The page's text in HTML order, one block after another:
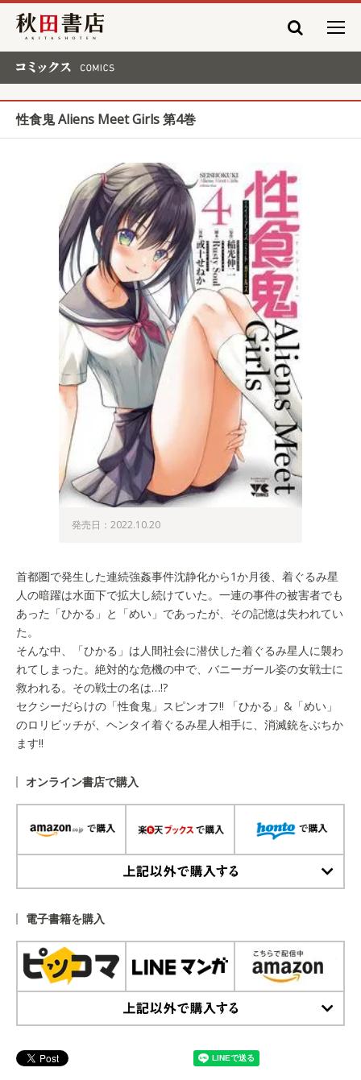
秋田書店
性食鬼 Aliens Meet Girls 第4巻
発売日：2022.10.20
首都圏で発生した連続強姦事件沈静化から1か月後、着ぐるみ星
人の暗躍は水面下で拡大し続けていた。一連の事件の被害者でも
あった「ひかる」と「めい」であったが、その記憶は失われてい
た。
そんな中、「ひかる」は人間社会に潜伏した着ぐるみ星人に襲わ
れてしまった。絶対的な危機の中で、バニーガール姿の女戦士に
救われる。その戦士の名は…!?
セクシーだらけの「性食鬼」スピンオフ!! 「ひかる」&「めい」
のロリビッチが、ヘンタイ着ぐるみ星人相手に、消滅銃をぶちか
ます!!
オンライン書店で購入
電子書籍を購入